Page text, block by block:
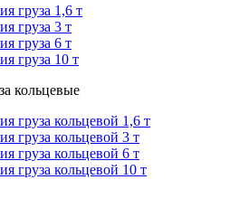
груза 1,6 т
груза 3 т
груза 6 т
груза 10 т
кольцевые
груза кольцевой 1,6 т
груза кольцевой 3 т
груза кольцевой 6 т
груза кольцевой 10 т